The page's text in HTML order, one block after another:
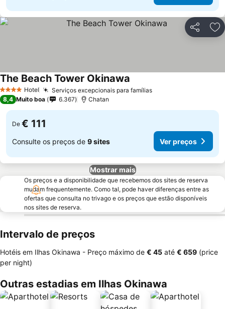
Partilhar
4 EstrelasHotel Serviços excepcionais para famílias
The Beach Tower Okinawa
8,4 Muito boa 6.367 Chatan
De € 111
Consulte os preços de 9 sites Ver preços
Mostrar mais
Os preços e a disponibilidade que recebemos dos sites de reserva
mudam frequentemente. Como tal, pode haver diferenças entre as
ofertas que consulta no trivago e os preços que estão disponíveis
nos sites de reserva.
Intervalo de preços
Hotéis em Ilhas Okinawa - Preço máximo de ‎€ 45 até ‎€ 659 (price
per night)
Outras estadias em Ilhas Okinawa